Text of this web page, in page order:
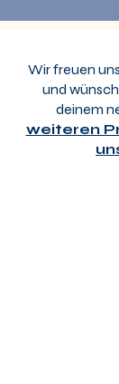
Wir freuen
und
deinem
weiteren